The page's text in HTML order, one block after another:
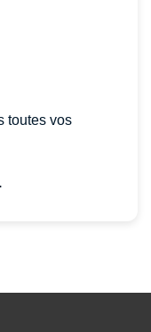
toutes vos